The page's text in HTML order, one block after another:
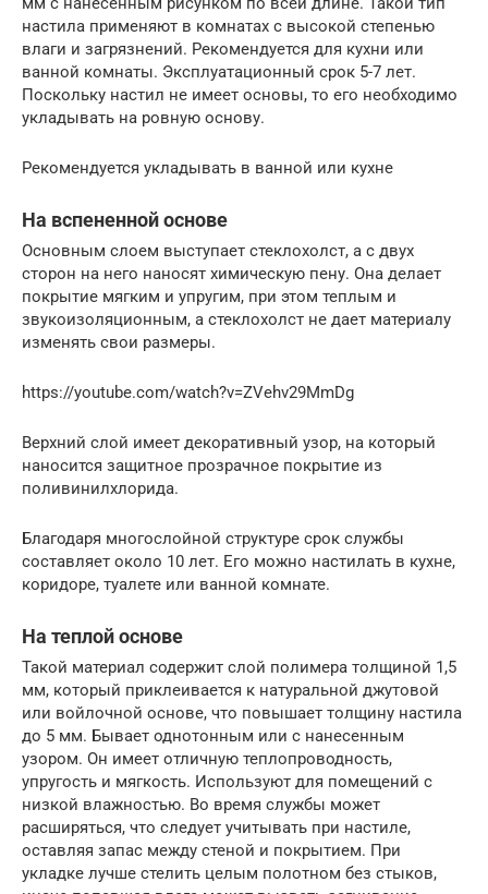
настила применяют в комнатах с высокой степенью
влаги и загрязнений. Рекомендуется для кухни или
ванной комнаты. Эксплуатационный срок 5-7 лет.
Поскольку настил не имеет основы, то его необходимо
укладывать на ровную основу.
Рекомендуется укладывать в ванной или кухне
На вспененной основе
Основным слоем выступает стеклохолст, а с двух
сторон на него наносят химическую пену. Она делает
покрытие мягким и упругим, при этом теплым и
звукоизоляционным, а стеклохолст не дает материалу
изменять свои размеры.
https://youtube.com/watch?v=ZVehv29MmDg
Верхний слой имеет декоративный узор, на который
наносится защитное прозрачное покрытие из
поливинилхлорида.
Благодаря многослойной структуре срок службы
составляет около 10 лет. Его можно настилать в кухне,
коридоре, туалете или ванной комнате.
На теплой основе
Такой материал содержит слой полимера толщиной 1,5
мм, который приклеивается к натуральной джутовой
или войлочной основе, что повышает толщину настила
до 5 мм. Бывает однотонным или с нанесенным
узором. Он имеет отличную теплопроводность,
упругость и мягкость. Используют для помещений с
низкой влажностью. Во время службы может
расширяться, что следует учитывать при настиле,
оставляя запас между стеной и покрытием. При
укладке лучше стелить целым полотном без стыков,